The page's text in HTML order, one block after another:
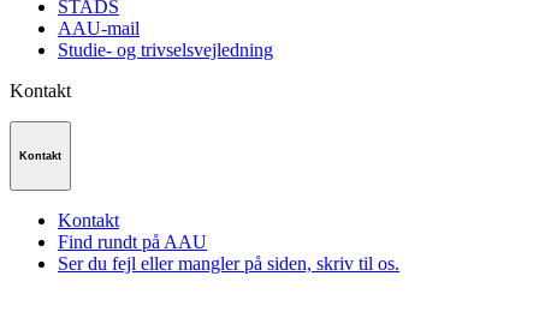
STADS
AAU-mail
Studie- og trivselsvejledning
Kontakt
Kontakt
Kontakt
Find rundt på AAU
Ser du fejl eller mangler på siden, skriv til os.